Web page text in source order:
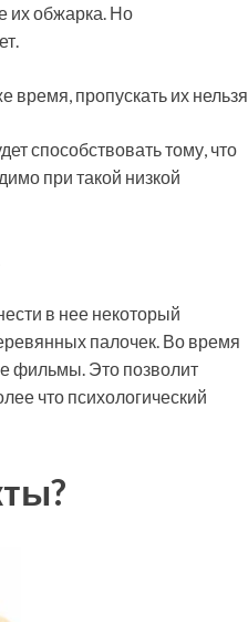
их обжарка. Но
пропускать их нельзя.
способствовать тому, что
при такой низкой
в нее некоторый
палочек. Во время
фильмы. Это позволит
что психологический